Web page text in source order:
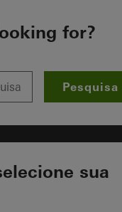
for?
Pesquisa
sua